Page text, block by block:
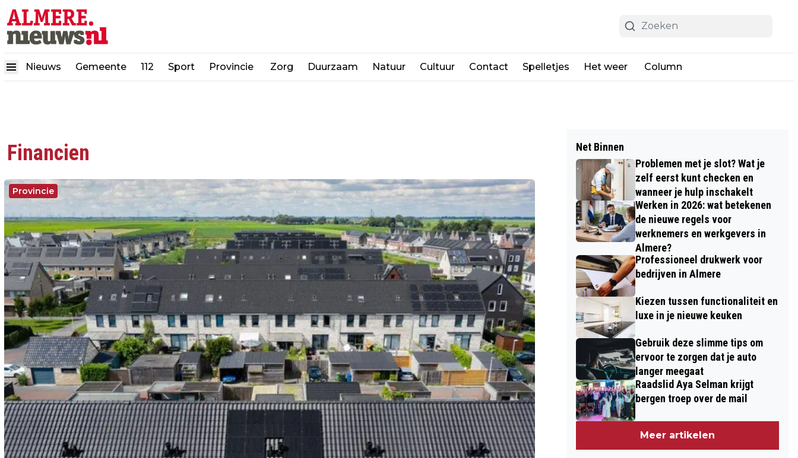
Nieuws Gemeente 112 Sport Provincie Zorg Duurzaam Natuur Cultuur Contact Spelletjes Het weer Column
Financien
Provincie
Net Binnen
Problemen met je slot? Wat je
zelf eerst kunt checken en
wanneer je hulp inschakelt
Werken in 2026: wat betekenen
de nieuwe regels voor
werknemers en werkgevers in
Almere?
Professioneel drukwerk voor
bedrijven in Almere
Kiezen tussen functionaliteit en
luxe in je nieuwe keuken
Gebruik deze slimme tips om
ervoor te zorgen dat je auto
langer meegaat
Raadslid Aya Selman krijgt
bergen troep over de mail
Meer artikelen